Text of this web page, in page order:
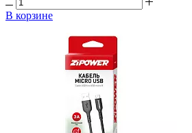
В корзине